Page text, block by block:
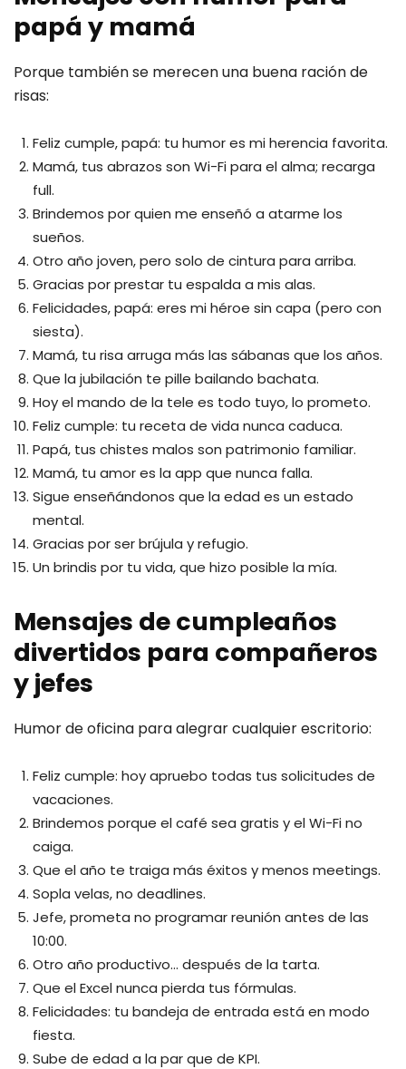
papá y mamá
Porque también se merecen una buena ración de
risas:
Feliz cumple, papá: tu humor es mi herencia favorita.
Mamá, tus abrazos son Wi-Fi para el alma; recarga
full.
Brindemos por quien me enseñó a atarme los
sueños.
Otro año joven, pero solo de cintura para arriba.
Gracias por prestar tu espalda a mis alas.
Felicidades, papá: eres mi héroe sin capa (pero con
siesta).
Mamá, tu risa arruga más las sábanas que los años.
Que la jubilación te pille bailando bachata.
Hoy el mando de la tele es todo tuyo, lo prometo.
Feliz cumple: tu receta de vida nunca caduca.
Papá, tus chistes malos son patrimonio familiar.
Mamá, tu amor es la app que nunca falla.
Sigue enseñándonos que la edad es un estado
mental.
Gracias por ser brújula y refugio.
Un brindis por tu vida, que hizo posible la mía.
Mensajes de cumpleaños
divertidos para compañeros
y jefes
Humor de oficina para alegrar cualquier escritorio:
Feliz cumple: hoy apruebo todas tus solicitudes de
vacaciones.
Brindemos porque el café sea gratis y el Wi-Fi no
caiga.
Que el año te traiga más éxitos y menos meetings.
Sopla velas, no deadlines.
Jefe, prometa no programar reunión antes de las
10:00.
Otro año productivo… después de la tarta.
Que el Excel nunca pierda tus fórmulas.
Felicidades: tu bandeja de entrada está en modo
fiesta.
Sube de edad a la par que de KPI.